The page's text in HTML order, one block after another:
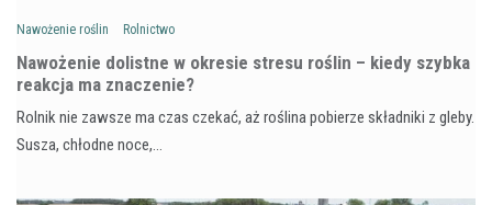
Nawożenie roślin Rolnictwo
Nawożenie dolistne w okresie stresu roślin – kiedy szybka
reakcja ma znaczenie?
Rolnik nie zawsze ma czas czekać, aż roślina pobierze składniki z gleby.
Susza, chłodne noce,…